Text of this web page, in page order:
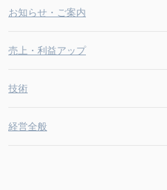
お知らせ・ご案内
売上・利益アップ
技術
経営全般